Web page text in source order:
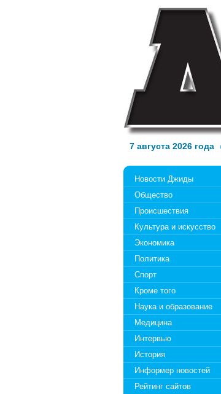
7 августа 2026 года
Новости Джиды
Общество
Происшествия
Культура и искусство
Экономика
Политика
Спорт
Кроме того
Наука и образование
Медицина
Интервью
История
Информер новостей
Рейтинг сайтов